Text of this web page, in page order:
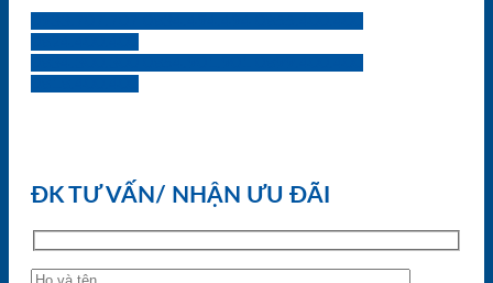
ĐK TƯ VẤN/ NHẬN ƯU ĐÃI